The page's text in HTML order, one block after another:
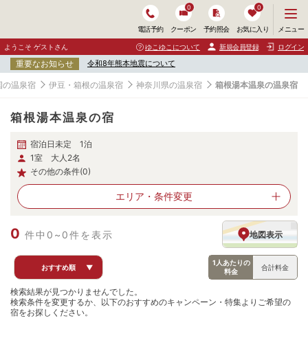
電話予約 クーポン
0
予約照会 お気に入り
0
ニ
ュ
ー
開
く
メニュー
ようこそ ゲストさん ゆこゆこについて 新規会員登録 ログイン
重要なお知らせ 令和8年熊本地震について
の温泉宿 伊豆・箱根の温泉宿 神奈川県の温泉宿 箱根湯本温泉の温泉宿
箱根湯本温泉の宿
宿泊日未定 1泊
1室 大人2名
その他の条件(0)
エリア・ 条件変更
0 件中0~0件を表示 地図表示
おすすめ順 ▼
1人あたりの
料金
合計料金
検索結果が見つかりませんでした。
検索条件を変更するか、以下のおすすめのキャンペーン・特集よりご希望の
宿をお探しください。